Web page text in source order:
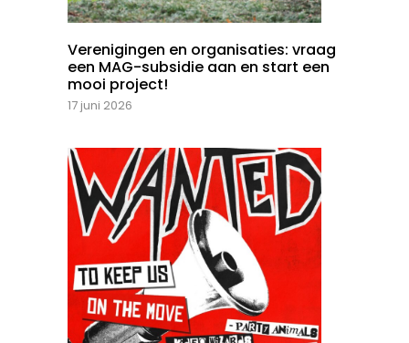
Verenigingen en organisaties: vraag
een MAG-subsidie aan en start een
mooi project!
17 juni 2026